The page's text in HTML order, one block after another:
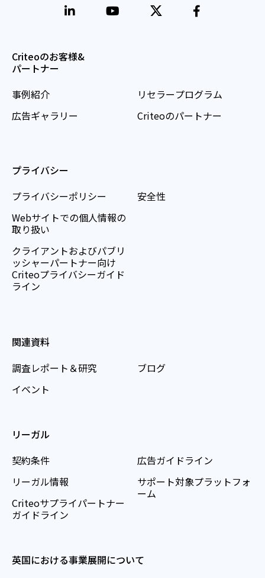
Criteoのお客様&
パートナー
事例紹介
広告ギャラリー
リセラープログラム
Criteoのパートナー
プライバシー
プライバシーポリシー
Webサイトでの個人情報の
取り扱い
クライアントおよびパブリ
ッシャーパートナー向け
Criteoプライバシーガイド
ライン
安全性
関連資料
調査レポート＆研究
イベント
ブログ
リーガル
契約条件
リーガル情報
Criteoサプライパートナー
ガイドライン
広告ガイドライン
サポート対象プラットフォ
ーム
英国における事業展開について